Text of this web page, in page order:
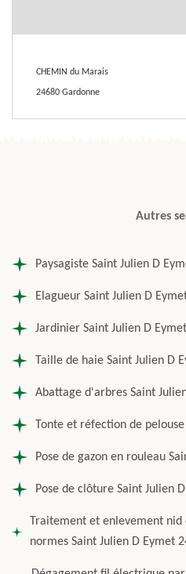
CHEMIN du Marais
24680 Gardonne
Autres
Paysagiste Saint Julien D
Elagueur Saint Julien D
Jardinier Saint Julien D Eymet
Taille de haie Saint Julien D
Abattage d'arbres Saint
Tonte et réfection de
Pose de gazon en rouleau
Pose de clôture Saint Julien
Traitement et enlevement
normes Saint Julien D Eymet